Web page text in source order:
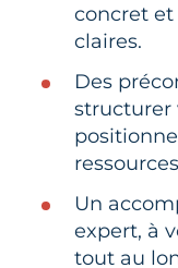
concret et
claires.
Des
structurer
Un
expert, à
tout au